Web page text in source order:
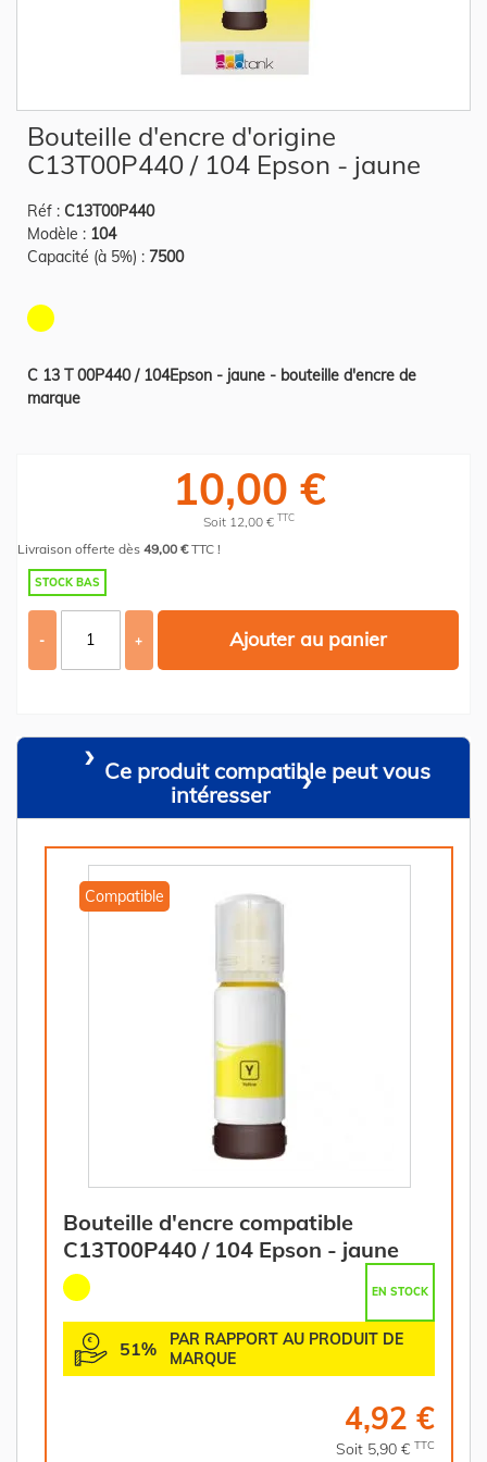
the
beginning
images
gallery
Bouteille d'encre d'origine
C13T00P440 / 104 Epson - jaune
Réf : C13T00P440
Modèle : 104
Capacité (à 5%) : 7500
C 13 T 00P440 / 104Epson - jaune - bouteille d'encre de
marque
10,00 €
Soit 12,00 € TTC
Livraison offerte dès 49,00 €TTC !
STOCK BAS
- + Ajouter au panier
Ce produit compatible peut vous
intéresser
Compatible
Bouteille d'encre compatible
C13T00P440 / 104 Epson - jaune
EN STOCK
51%
PAR RAPPORT AU PRODUIT DE
MARQUE
4,92 €
Soit 5,90 € TTC